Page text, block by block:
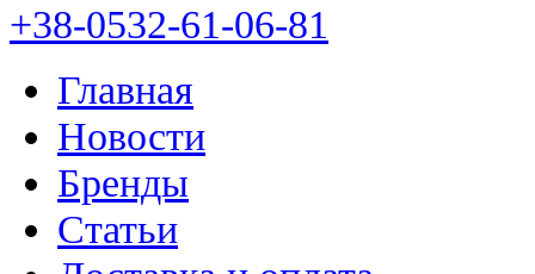
+38-0532-61-06-81
Главная
Новости
Бренды
Статьи